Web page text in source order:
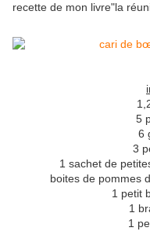
recette de mon livre"la
5
6
3
1 sachet de
boites de pommes
1 petit
1
1